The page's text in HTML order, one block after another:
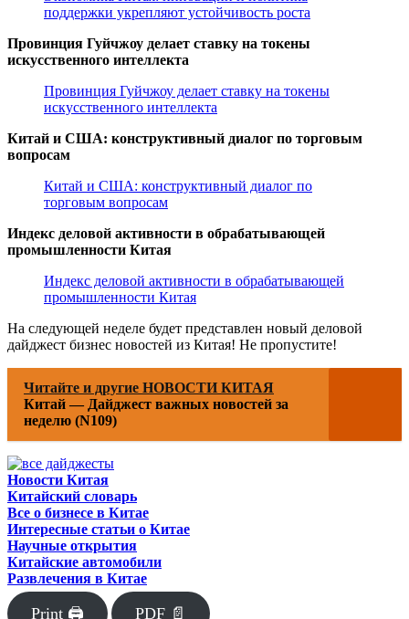
поддержки укрепляют устойчивость роста
Провинция Гуйчжоу делает ставку на токены
искусственного интеллекта
Провинция Гуйчжоу делает ставку на токены
искусственного интеллекта
Китай и США: конструктивный диалог по торговым
вопросам
Китай и США: конструктивный диалог по
торговым вопросам
Индекс деловой активности в обрабатывающей
промышленности Китая
Индекс деловой активности в обрабатывающей
промышленности Китая
На следующей неделе будет представлен новый деловой
дайджест бизнес новостей из Китая! Не пропустите!
Читайте и другие НОВОСТИ КИТАЯ
Китай — Дайджест важных новостей за
неделю (N109)
Новости Китая
Китайский словарь
Все о бизнесе в Китае
Интересные статьи о Китае
Научные открытия
Китайские автомобили
Развлечения в Китае
Print 🖨 PDF 📄